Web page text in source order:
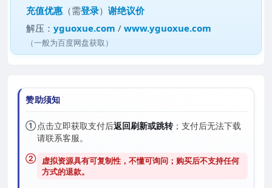
充值优惠 （需登录）谢绝议价
解压：yguoxue.com /www.yguoxue.com
（一般为百度网盘获取）
赞助须知
①点击立即获取支付后返回刷新或跳转；支付后无法下载
请联系客服。
② 虚拟资源具有可复制性，不懂可询问；购买后不支持任何
方式的退款。